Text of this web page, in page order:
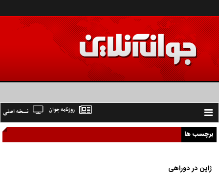
Toggle
navigation
نسخه اصلی روزنامه جوان
برچسب ها
ژاپن در دوراهی